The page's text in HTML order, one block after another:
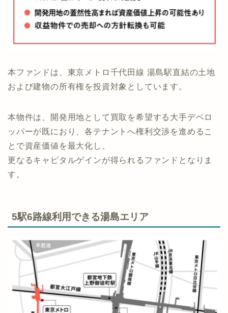
本ファンドは、東京メトロ千代田線 湯島駅直結の土地
および建物の所有権を投資対象としています。
本物件は、開発用地として買取を希望する大手デベロ
ッパーが既におり、各テナントへ権利交渉を進めるこ
とで資産価値を最大化し、
更なるキャピタルゲインが得られるファンドとなりま
す。
5駅6路線利用できる湯島エリア